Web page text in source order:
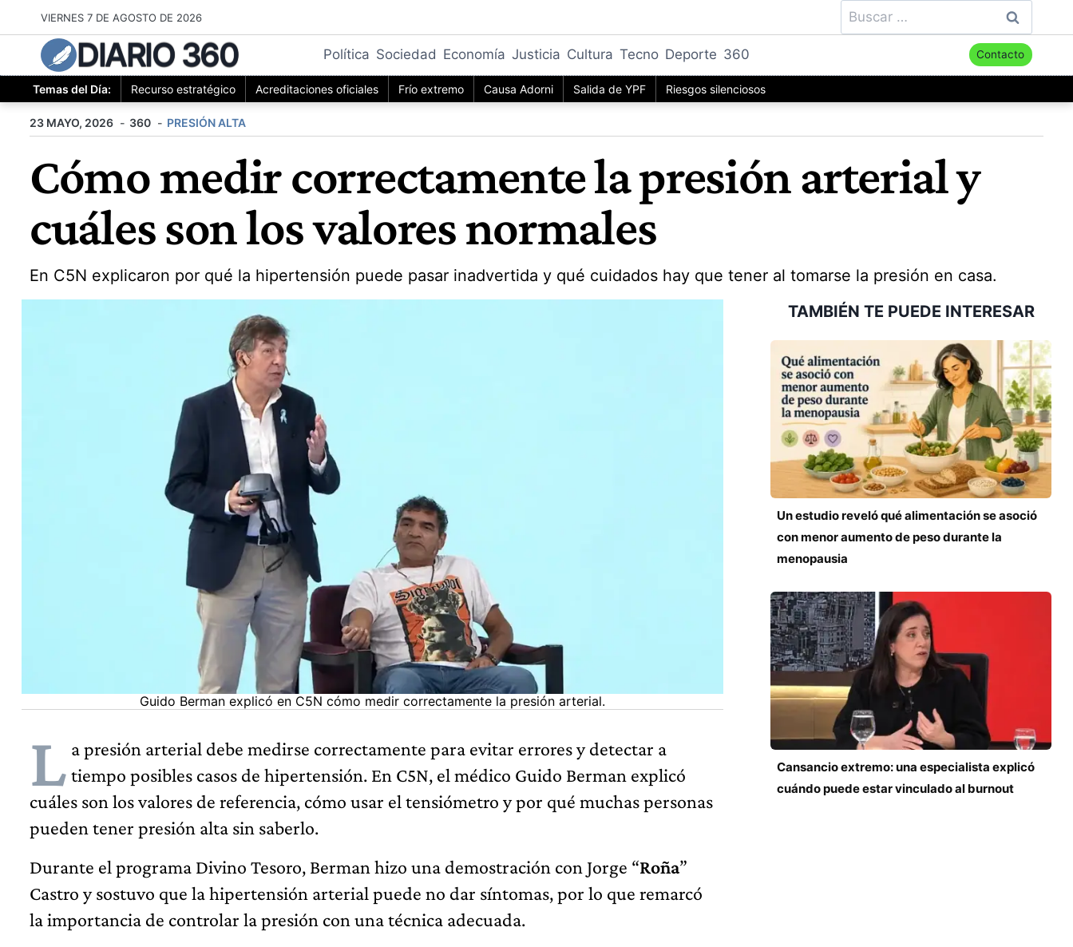
al
contenido
VIERNES 7 DE AGOSTO DE 2026 Buscar:
DIARIO 360 Política Sociedad Economía Justicia Cultura Tecno Deporte 360 Contacto
Temas del Día: Recurso estratégico Acreditaciones oficiales Frío extremo Causa Adorni Salida de YPF Riesgos silenciosos
23 MAYO, 2026 360 PRESIÓN ALTA
Cómo medir correctamente la presión arterial y
cuáles son los valores normales
En C5N explicaron por qué la hipertensión puede pasar inadvertida y qué cuidados hay que tener al tomarse la presión en casa.
Guido Berman explicó en C5N cómo medir correctamente la presión arterial.
L a presión arterial debe medirse correctamente para evitar errores y detectar a
tiempo posibles casos de hipertensión. En C5N, el médico Guido Berman explicó
cuáles son los valores de referencia, cómo usar el tensiómetro y por qué muchas personas
pueden tener presión alta sin saberlo.
Durante el programa Divino Tesoro, Berman hizo una demostración con Jorge “Roña”
Castro y sostuvo que la hipertensión arterial puede no dar síntomas, por lo que remarcó
la importancia de controlar la presión con una técnica adecuada.
TAMBIÉN TE PUEDE INTERESAR
Un estudio reveló qué alimentación se asoció
con menor aumento de peso durante la
menopausia
Cansancio extremo: una especialista explicó
cuándo puede estar vinculado al burnout